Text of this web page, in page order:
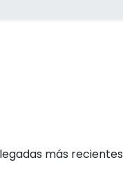
más recientes